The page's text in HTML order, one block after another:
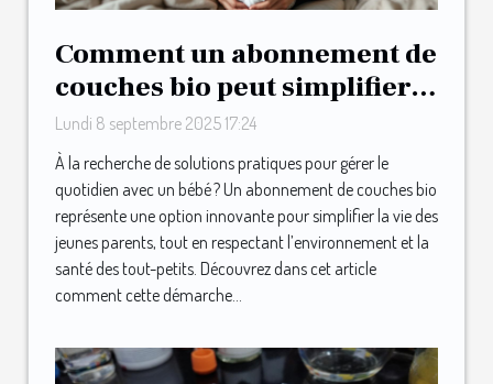
Comment un abonnement de
couches bio peut simplifier
la vie des jeunes parents ?
Lundi 8 septembre 2025 17:24
À la recherche de solutions pratiques pour gérer le
quotidien avec un bébé ? Un abonnement de couches bio
représente une option innovante pour simplifier la vie des
jeunes parents, tout en respectant l’environnement et la
santé des tout-petits. Découvrez dans cet article
comment cette démarche...